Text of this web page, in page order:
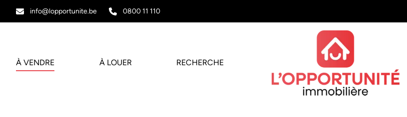
info@lopportunite.be 0800 11 110
À VENDRE À LOUER RECHERCHE